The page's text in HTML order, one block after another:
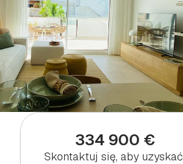
334 900 €
Skontaktuj się, aby uzyskać